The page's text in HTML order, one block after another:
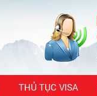
THỦ TỤC VISA